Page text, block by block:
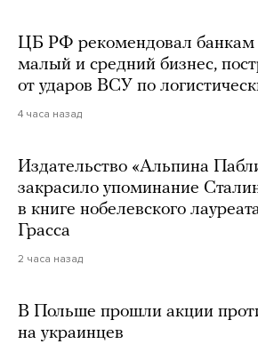
ЦБ РФ рекомендовал банкам
малый и средний бизнес,
от ударов ВСУ по
4 часа назад
Издательство «Альпина
закрасило упоминание
в книге нобелевского
Грасса
2 часа назад
В Польше прошли акции
на украинцев